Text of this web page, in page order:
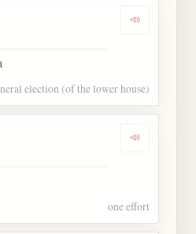
Dengarkan
election (of the lower house)
Dengarkan
one effort